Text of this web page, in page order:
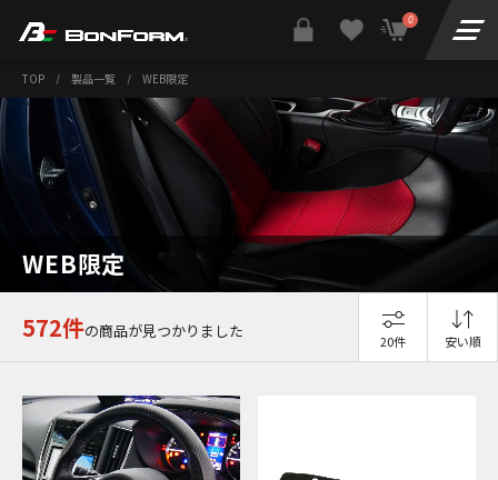
0
TOP / 製品一覧 / WEB限定
WEB限定
572件の商品が見つかりました
20件 安い順